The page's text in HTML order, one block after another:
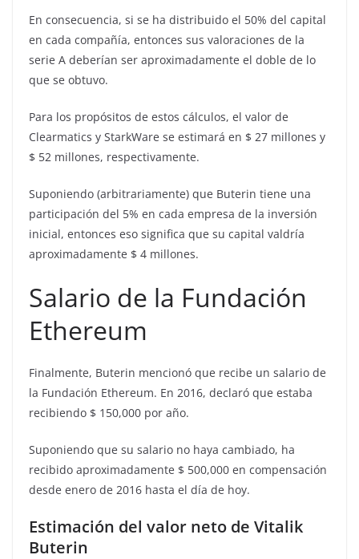
En consecuencia, si se ha distribuido el 50% del capital
en cada compañía, entonces sus valoraciones de la
serie A deberían ser aproximadamente el doble de lo
que se obtuvo.
Para los propósitos de estos cálculos, el valor de
Clearmatics y StarkWare se estimará en $ 27 millones y
$ 52 millones, respectivamente.
Suponiendo (arbitrariamente) que Buterin tiene una
participación del 5% en cada empresa de la inversión
inicial, entonces eso significa que su capital valdría
aproximadamente $ 4 millones.
Salario de la Fundación
Ethereum
Finalmente, Buterin mencionó que recibe un salario de
la Fundación Ethereum. En 2016, declaró que estaba
recibiendo $ 150,000 por año.
Suponiendo que su salario no haya cambiado, ha
recibido aproximadamente $ 500,000 en compensación
desde enero de 2016 hasta el día de hoy.
Estimación del valor neto de Vitalik
Buterin